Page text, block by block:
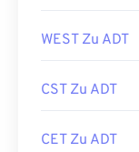
WEST Zu ADT
CST Zu ADT
CET Zu ADT